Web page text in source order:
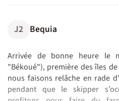
J2 Bequia
Arrivée de bonne heure le
"Békoué"), première des îles
nous faisons relâche en rade
pendant que le skipper